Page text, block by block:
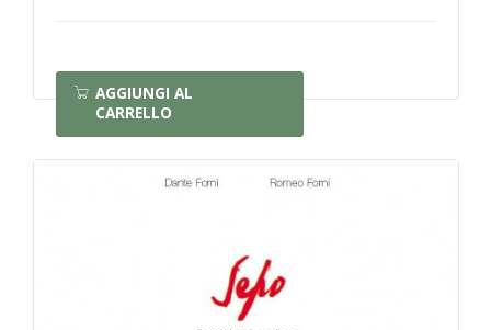
AGGIUNGI AL
CARRELLO